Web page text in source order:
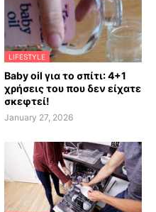
LIFESTYLE
Baby oil για το σπίτι: 4+1
χρήσεις του που δεν είχατε
σκεφτεί!
January 27, 2026